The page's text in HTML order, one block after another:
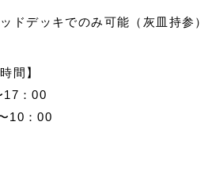
ドデッキでのみ可能（灰皿持参）
間】
：00
10：00